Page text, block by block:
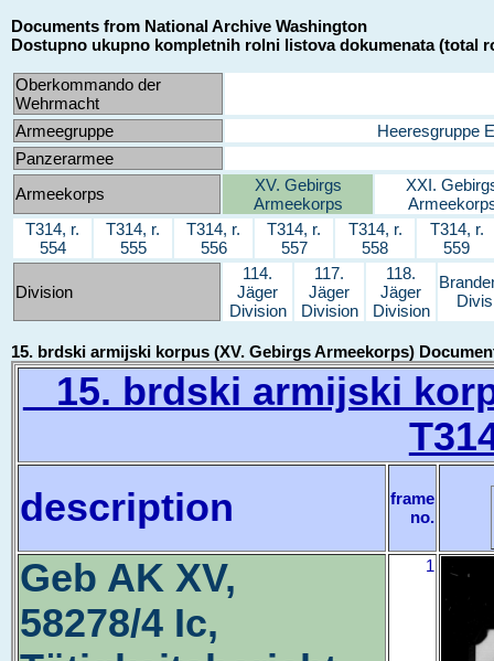
Documents from National Archive Washington
Dostupno ukupno kompletnih rolni listova dokumenata (total
Oberkommando der
Wehrmacht
Armeegruppe
Heeresgruppe E
Panzerarmee
Armeekorps
XV. Gebirgs
Armeekorps
XXI.
T314, r.
554
T314, r.
555
T314, r.
556
T314, r.
557
T314, r.
558
T314, r.
559
Division
114.
Jäger
Division
117.
Jäger
Division
118.
Jäger
Division
15. brdski armijski korpus (XV. Gebirgs Armeekorps)
15. brdski armijski
description
frame
no.
Geb AK XV,
58278/4 Ic,
1